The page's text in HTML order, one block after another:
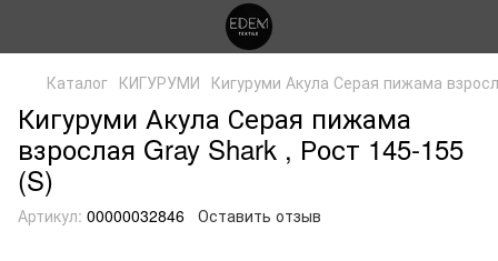
Каталог КИГУРУМИ Кигуруми Акула Серая пижама
Кигуруми Акула Серая пижама
взрослая Gray Shark , Рост 145-155
(S)
Артикул: 00000032846 Оставить отзыв